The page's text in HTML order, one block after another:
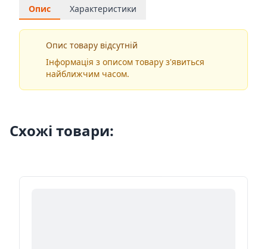
Опис Характеристики
Опис товару відсутній
Інформація з описом товару з'явиться
найближчим часом.
Схожі товари: